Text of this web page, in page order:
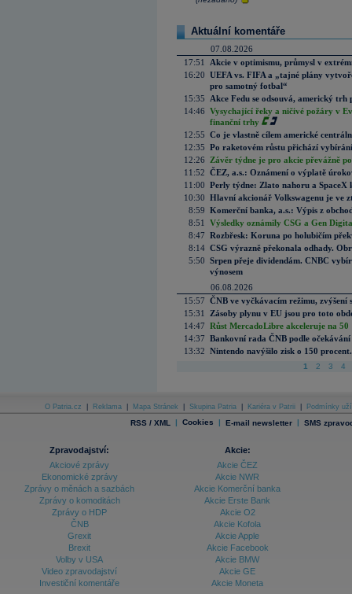
Aktuální komentáře
07.08.2026
17:51
Akcie v optimismu, průmysl v
16:20 UEFA vs. FIFA a „tajné plány
pro samotný fotbal“
15:35
Akce Fedu se odsouvá, americký
14:46 Vysychající řeky a ničivé požáry v
finanční trhy
12:55 Co je vlastně cílem americké
12:35 Po raketovém růstu přichází
12:26
Závěr týdne je pro akcie převážně
11:52 ČEZ, a.s.: Oznámení o výplatě
11:00 Perly týdne: Zlato nahoru a SpaceX
10:30 Hlavní akcionář Volkswagenu je ve
8:59 Komerční banka, a.s.: Výpis z
8:51
Výsledky oznámily CSG a Gen
8:47 Rozbřesk: Koruna po holubičím
8:14 CSG výrazně překonala odhady.
5:50 Srpen přeje dividendám. CNBC
výnosem
06.08.2026
15:57 ČNB ve vyčkávacím režimu, zvýšení
15:31
Zásoby plynu v EU jsou pro toto
14:47 Růst MercadoLibre akceleruje na
14:37 Bankovní rada ČNB podle
13:32 Nintendo navýšilo zisk o 150
1 2 3 4
O Patria.cz Reklama Mapa Stránek Skupina Patria Kariéra v Patrii Podmínky
RSS / XML | Cookies | E-mail newsletter | SMS
Zpravodajství:
Akciové zprávy
Ekonomické zprávy
Zprávy o měnách a sazbách
Zprávy o komoditách
Zprávy o HDP
ČNB
Grexit
Brexit
Volby v USA
Video zpravodajství
Investiční komentáře
Akcie:
Akcie ČEZ
Akcie NWR
Akcie Komerční banka
Akcie Erste Bank
Akcie O2
Akcie Kofola
Akcie Apple
Akcie Facebook
Akcie BMW
Akcie GE
Akcie Moneta